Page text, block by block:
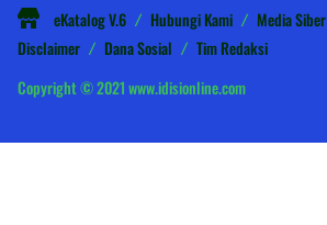
eKatalog V.6 Hubungi Kami Media Siber
Disclaimer
Dana Sosial
Tim Redaksi
Copyright © 2021 www.idisionline.com